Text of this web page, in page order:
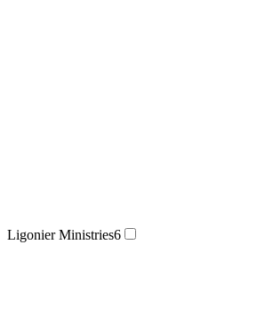
Ligonier Ministries6